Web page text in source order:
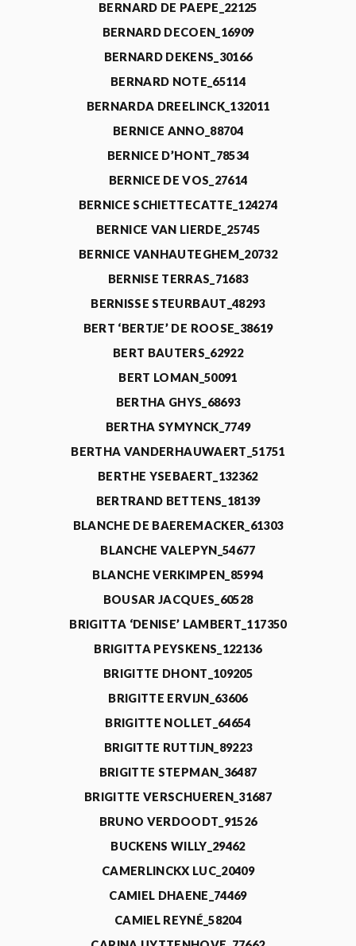
BERNARD DE PAEPE_22125
BERNARD DECOEN_16909
BERNARD DEKENS_30166
BERNARD NOTE_65114
BERNARDA DREELINCK_132011
BERNICE ANNO_88704
BERNICE D’HONT_78534
BERNICE DE VOS_27614
BERNICE SCHIETTECATTE_124274
BERNICE VAN LIERDE_25745
BERNICE VANHAUTEGHEM_20732
BERNISE TERRAS_71683
BERNISSE STEURBAUT_48293
BERT ‘BERTJE’ DE ROOSE_38619
BERT BAUTERS_62922
BERT LOMAN_50091
BERTHA GHYS_68693
BERTHA SYMYNCK_7749
BERTHA VANDERHAUWAERT_51751
BERTHE YSEBAERT_132362
BERTRAND BETTENS_18139
BLANCHE DE BAEREMACKER_61303
BLANCHE VALEPYN_54677
BLANCHE VERKIMPEN_85994
BOUSAR JACQUES_60528
BRIGITTA ‘DENISE’ LAMBERT_117350
BRIGITTA PEYSKENS_122136
BRIGITTE DHONT_109205
BRIGITTE ERVIJN_63606
BRIGITTE NOLLET_64654
BRIGITTE RUTTIJN_89223
BRIGITTE STEPMAN_36487
BRIGITTE VERSCHUEREN_31687
BRUNO VERDOODT_91526
BUCKENS WILLY_29462
CAMERLINCKX LUC_20409
CAMIEL DHAENE_74469
CAMIEL REYNÉ_58204